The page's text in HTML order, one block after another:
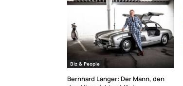
Biz & People
Bernhard Langer: Der Mann, den